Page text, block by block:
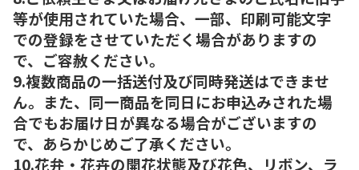
等が使用されていた場合、一部、印刷可能文字
での登録をさせていただく場合がありますの
で、ご容赦ください。
9.複数商品の一括送付及び同時発送はできませ
ん。また、同一商品を同日にお申込みされた場
合でもお届け日が異なる場合がございますの
で、あらかじめご了承ください。
10.花弁・花卉の開花状態及び花色、リボン、ラ